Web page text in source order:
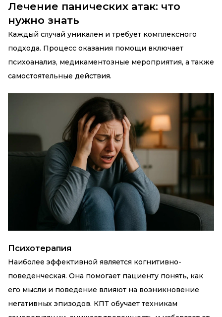
Лечение панических атак: что
нужно знать
Каждый случай уникален и требует комплексного
подхода. Процесс оказания помощи включает
психоанализ, медикаментозные мероприятия, а также
самостоятельные действия.
Психотерапия
Наиболее эффективной является когнитивно-
поведенческая. Она помогает пациенту понять, как
его мысли и поведение влияют на возникновение
негативных эпизодов. КПТ обучает техникам